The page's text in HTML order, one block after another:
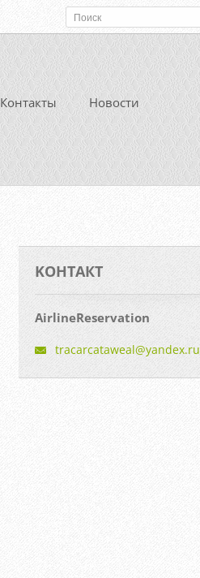
Контакты Новости
KOНТАКТ
AirlineReservation
tracarcataweal@yandex.ru